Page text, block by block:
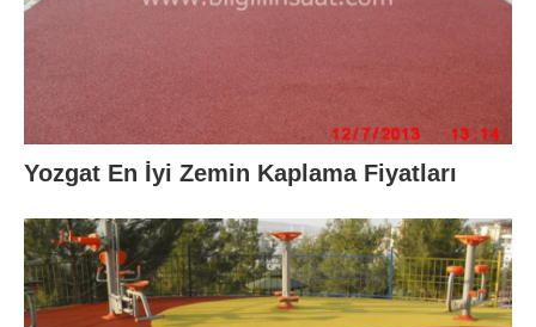
Yozgat En İyi Zemin Kaplama Fiyatları